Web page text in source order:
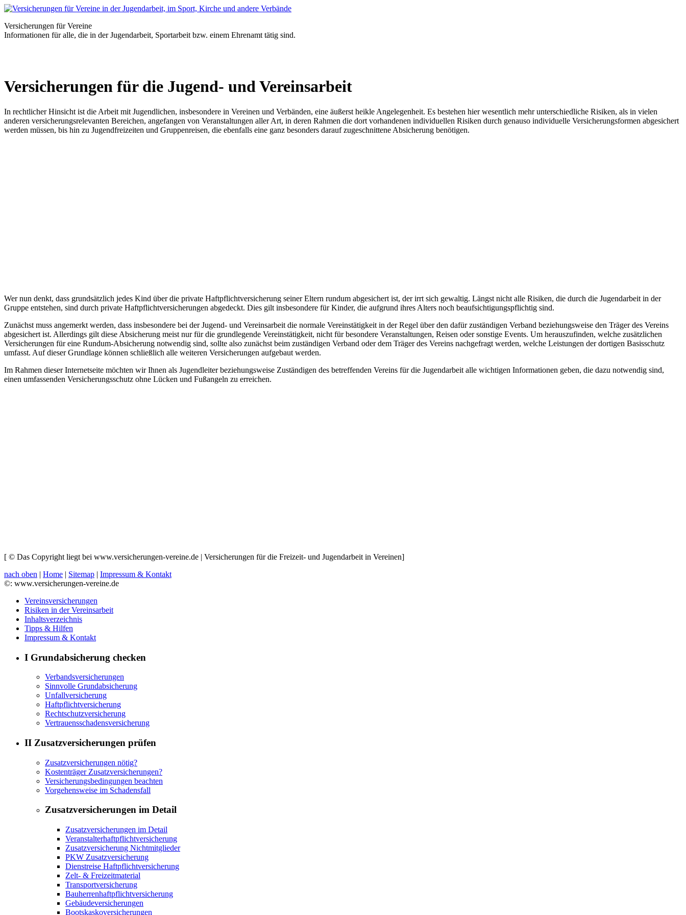
Versicherungen für Vereine
Informationen für alle, die in der Jugendarbeit, Sportarbeit bzw. einem Ehrenamt tätig sind.
Versicherungen für die Jugend- und Vereinsarbeit
In rechtlicher Hinsicht ist die Arbeit mit Jugendlichen, insbesondere in Vereinen und Verbänden, eine äußerst heikle Angelegenheit. Es bestehen hier wesentlich mehr unterschiedliche Risiken, als in vielen
anderen versicherungsrelevanten Bereichen, angefangen von Veranstaltungen aller Art, in deren Rahmen die dort vorhandenen individuellen Risiken durch genauso individuelle Versicherungsformen abgesichert
werden müssen, bis hin zu Jugendfreizeiten und Gruppenreisen, die ebenfalls eine ganz besonders darauf zugeschnittene Absicherung benötigen.
Wer nun denkt, dass grundsätzlich jedes Kind über die private Haftpflichtversicherung seiner Eltern rundum abgesichert ist, der irrt sich gewaltig. Längst nicht alle Risiken, die durch die Jugendarbeit in der
Gruppe entstehen, sind durch private Haftpflichtversicherungen abgedeckt. Dies gilt insbesondere für Kinder, die aufgrund ihres Alters noch beaufsichtigungspflichtig sind.
Zunächst muss angemerkt werden, dass insbesondere bei der Jugend- und Vereinsarbeit die normale Vereinstätigkeit in der Regel über den dafür zuständigen Verband beziehungsweise den Träger des Vereins
abgesichert ist. Allerdings gilt diese Absicherung meist nur für die grundlegende Vereinstätigkeit, nicht für besondere Veranstaltungen, Reisen oder sonstige Events. Um herauszufinden, welche zusätzlichen
Versicherungen für eine Rundum-Absicherung notwendig sind, sollte also zunächst beim zuständigen Verband oder dem Träger des Vereins nachgefragt werden, welche Leistungen der dortigen Basisschutz
umfasst. Auf dieser Grundlage können schließlich alle weiteren Versicherungen aufgebaut werden.
Im Rahmen dieser Internetseite möchten wir Ihnen als Jugendleiter beziehungsweise Zuständigen des betreffenden Vereins für die Jugendarbeit alle wichtigen Informationen geben, die dazu notwendig sind,
einen umfassenden Versicherungsschutz ohne Lücken und Fußangeln zu erreichen.
[ © Das Copyright liegt bei www.versicherungen-vereine.de | Versicherungen für die Freizeit- und Jugendarbeit in Vereinen]
nach oben | Home | Sitemap | Impressum & Kontakt
©: www.versicherungen-vereine.de
Vereinsversicherungen
Risiken in der Vereinsarbeit
Inhaltsverzeichnis
Tipps & Hilfen
Impressum & Kontakt
I Grundabsicherung checken
Verbandsversicherungen
Sinnvolle Grundabsicherung
Unfallversicherung
Haftpflichtversicherung
Rechtschutzversicherung
Vertrauensschadensversicherung
II Zusatzversicherungen prüfen
Zusatzversicherungen nötig?
Kostenträger Zusatzversicherungen?
Versicherungsbedingungen beachten
Vorgehensweise im Schadensfall
Zusatzversicherungen im Detail
Zusatzversicherungen im Detail
Veranstalterhaftpflichtversicherung
Zusatzversicherung Nichtmitglieder
PKW Zusatzversicherung
Dienstreise Haftpflichtversicherung
Zelt- & Freizeitmaterial
Transportversicherung
Bauherrenhaftpflichtversicherung
Gebäudeversicherungen
Bootskaskoversicherungen